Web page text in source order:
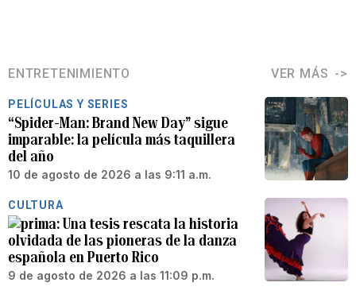
ENTRETENIMIENTO VER MÁS
PELÍCULAS Y SERIES
“Spider-Man: Brand New Day” sigue
imparable: la película más taquillera
del año
10 de agosto de 2026 a las 9:11 a.m.
CULTURA
Una tesis rescata la historia
olvidada de las pioneras de la danza
española en Puerto Rico
9 de agosto de 2026 a las 11:09 p.m.